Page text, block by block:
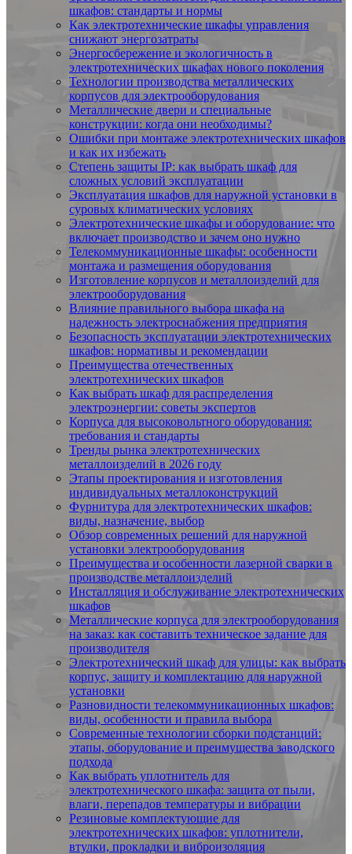
шкафов: стандарты и нормы
Как электротехнические шкафы управления
снижают энергозатраты
Энергосбережение и экологичность в
электротехнических шкафах нового поколения
Технологии производства металлических
корпусов для электрооборудования
Металлические двери и специальные
конструкции: когда они необходимы?
Ошибки при монтаже электротехнических шкафов
и как их избежать
Степень защиты IP: как выбрать шкаф для
сложных условий эксплуатации
Эксплуатация шкафов для наружной установки в
суровых климатических условиях
Электротехнические шкафы и оборудование: что
включает производство и зачем оно нужно
Телекоммуникационные шкафы: особенности
монтажа и размещения оборудования
Изготовление корпусов и металлоизделий для
электрооборудования
Влияние правильного выбора шкафа на
надежность электроснабжения предприятия
Безопасность эксплуатации электротехнических
шкафов: нормативы и рекомендации
Преимущества отечественных
электротехнических шкафов
Как выбрать шкаф для распределения
электроэнергии: советы экспертов
Корпуса для высоковольтного оборудования:
требования и стандарты
Тренды рынка электротехнических
металлоизделий в 2026 году
Этапы проектирования и изготовления
индивидуальных металлоконструкций
Фурнитура для электротехнических шкафов:
виды, назначение, выбор
Обзор современных решений для наружной
установки электрооборудования
Преимущества и особенности лазерной сварки в
производстве металлоизделий
Инсталляция и обслуживание электротехнических
шкафов
Металлические корпуса для электрооборудования
на заказ: как составить техническое задание для
производителя
Электротехнический шкаф для улицы: как выбрать
корпус, защиту и комплектацию для наружной
установки
Разновидности телекоммуникационных шкафов:
виды, особенности и правила выбора
Современные технологии сборки подстанций:
этапы, оборудование и преимущества заводского
подхода
Как выбрать уплотнитель для
электротехнического шкафа: защита от пыли,
влаги, перепадов температуры и вибрации
Резиновые комплектующие для
электротехнических шкафов: уплотнители,
втулки, прокладки и виброизоляция